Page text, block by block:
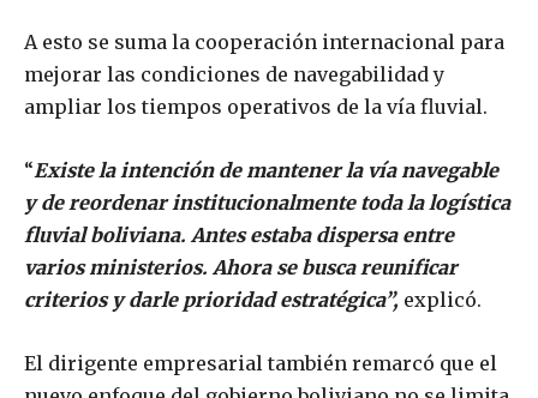
A esto se suma la cooperación internacional para
mejorar las condiciones de navegabilidad y
ampliar los tiempos operativos de la vía fluvial.
“Existe la intención de mantener la vía navegable
y de reordenar institucionalmente toda la logística
fluvial boliviana. Antes estaba dispersa entre
varios ministerios. Ahora se busca reunificar
criterios y darle prioridad estratégica”, explicó.
El dirigente empresarial también remarcó que el